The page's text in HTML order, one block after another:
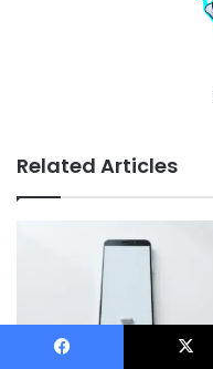
Related Articles